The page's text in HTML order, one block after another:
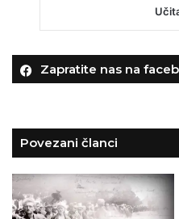
Zapratite nas na
Povezani članci